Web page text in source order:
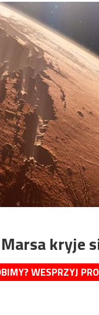
kryje
WESPRZYJ